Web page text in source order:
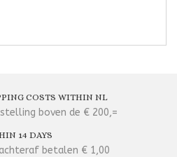
COSTS WITHIN NL
boven de € 200,=
14 DAYS
achteraf betalen € 1,00